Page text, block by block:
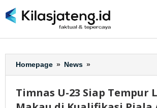
ke
Homepage » News »
U-
Siap
Timnas U-23 Siap Tempur